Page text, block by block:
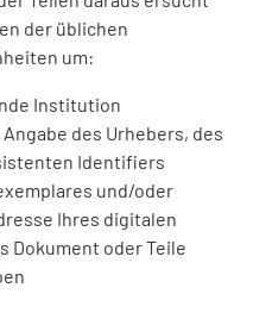
der üblichen
um:
Institution
des Urhebers, des
Identifiers
und/oder
Ihres digitalen
Dokument oder Teile